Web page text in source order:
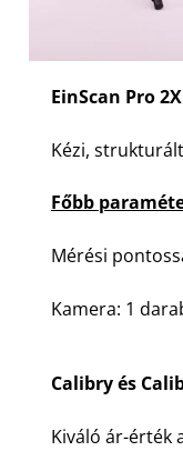
EinScan Pro
Kézi,
Főbb
Mérési
Kamera: 1
Calibry és
Kiváló ár-érték